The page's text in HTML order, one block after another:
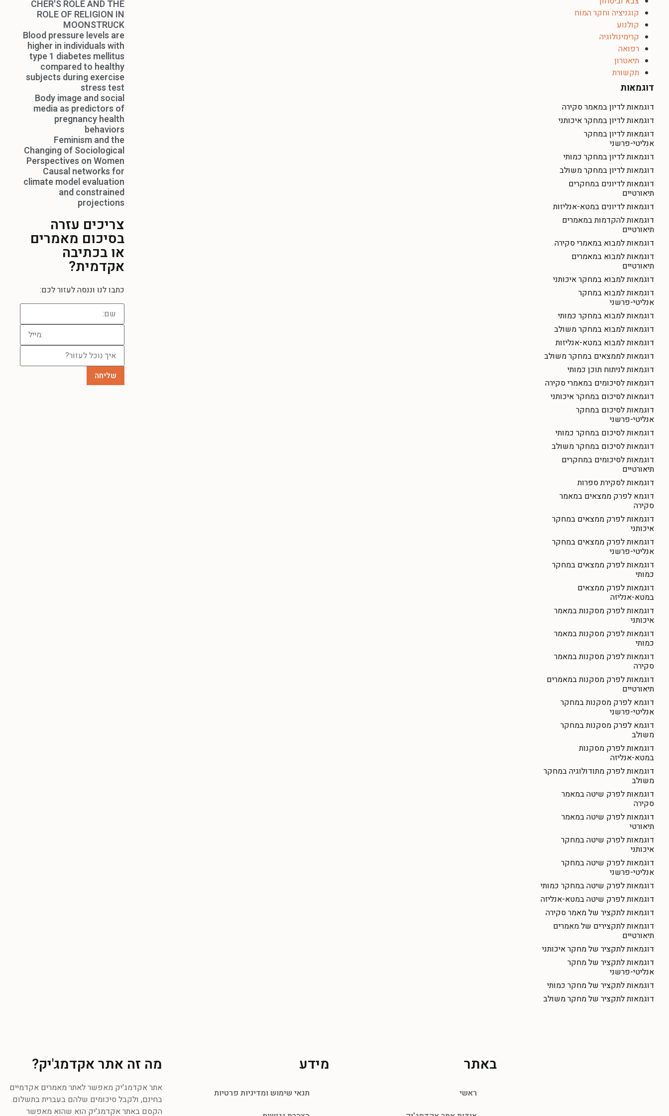
קוגניציה וחקר המוח
קולנוע
קרימינולוגיה
רפואה
תיאטרון
תקשורת
דוגמאות
דוגמאות לדיון במאמר סקירה
דוגמאות לדיון במחקר איכותני
דוגמאות לדיון במחקר
אנליטי-פרשני
דוגמאות לדיון במחקר כמותי
דוגמאות לדיון במחקר משולב
דוגמאות לדיונים במחקרים
תיאורטיים
דוגמאות לדיונים במטא-אנליזות
דוגמאות להקדמות במאמרים
תיאורטיים
דוגמאות למבוא במאמרי סקירה
דוגמאות למבוא במאמרים
תיאורטיים
דוגמאות למבוא במחקר איכותני
דוגמאות למבוא במחקר
אנליטי-פרשני
דוגמאות למבוא במחקר כמותי
דוגמאות למבוא במחקר משולב
דוגמאות למבוא במטא-אנליזות
דוגמאות לממצאים במחקר משולב
דוגמאות לניתוח תוכן כמותי
דוגמאות לסיכומים במאמרי סקירה
דוגמאות לסיכום במחקר איכותני
דוגמאות לסיכום במחקר
אנליטי-פרשני
דוגמאות לסיכום במחקר כמותי
דוגמאות לסיכום במחקר משולב
דוגמאות לסיכומים במחקרים
תיאורטיים
דוגמאות לסקירת ספרות
דוגמא לפרק ממצאים במאמר
סקירה
דוגמאות לפרק ממצאים במחקר
איכותני
דוגמאות לפרק ממצאים במחקר
אנליטי-פרשני
דוגמאות לפרק ממצאים במחקר
כמותי
דוגמאות לפרק ממצאים
במטא-אנליזה
דוגמאות לפרק מסקנות במאמר
איכותני
דוגמאות לפרק מסקנות במאמר
כמותי
דוגמאות לפרק מסקנות במאמר
סקירה
דוגמאות לפרק מסקנות במאמרים
תיאורטיים
דוגמא לפרק מסקנות במחקר
אנליטי-פרשני
דוגמא לפרק מסקנות במחקר
משולב
דוגמאות לפרק מסקנות
במטא-אנליזה
דוגמאות לפרק מתודולוגיה במחקר
משולב
דוגמאות לפרק שיטה במאמר
סקירה
דוגמאות לפרק שיטה במאמר
תיאורטי
דוגמאות לפרק שיטה במחקר
איכותני
דוגמאות לפרק שיטה במחקר
אנליטי-פרשני
דוגמאות לפרק שיטה במחקר כמותי
דוגמאות לפרק שיטה במטא-אנליזה
דוגמאות לתקציר של מאמר סקירה
דוגמאות לתקצירים של מאמרים
תיאורטיים
דוגמאות לתקציר של מחקר איכותני
דוגמאות לתקציר של מחקר
אנליטי-פרשני
דוגמאות לתקציר של מחקר כמותי
דוגמאות לתקציר של מחקר משולב
CHER'S ROLE AND THE
ROLE OF RELIGION IN
MOONSTRUCK
Blood pressure levels are
higher in individuals with
type 1 diabetes mellitus
compared to healthy
subjects during exercise
stress test
Body image and social
media as predictors of
pregnancy health
behaviors
Feminism and the
Changing of Sociological
Perspectives on Women
Causal networks for
climate model evaluation
and constrained
projections
צריכים עזרה
בסיכום מאמרים
או בכתיבה
אקדמית?
כתבו לנו וננסה לעזור לכם:
באתר
ראשי
מידע
תנאי שימוש ומדיניות פרטיות
מה זה אתר אקדמג'יק?
אתר אקדמג'יק מאפשר לאתר מאמרים אקדמיים
בחינם, ולקבל סיכומים שלהם בעברית בתשלום.
הקסם באתר אקדמג'יק הוא שהוא מאפשר